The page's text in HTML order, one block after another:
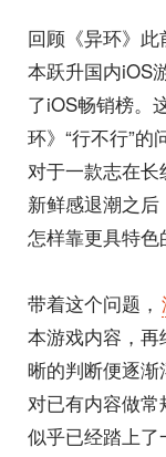
回顾《异环》
本跃升国内iOS
了iOS畅销榜。
环》“行不行”的
对于一款志在
新鲜感退潮之
怎样靠更具特色
带着这个问题，
本游戏内容，
晰的判断便逐
对已有内容做常
似乎已经踏上了